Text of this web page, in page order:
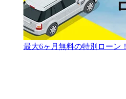
最大6ヶ月無料の特別ローン！